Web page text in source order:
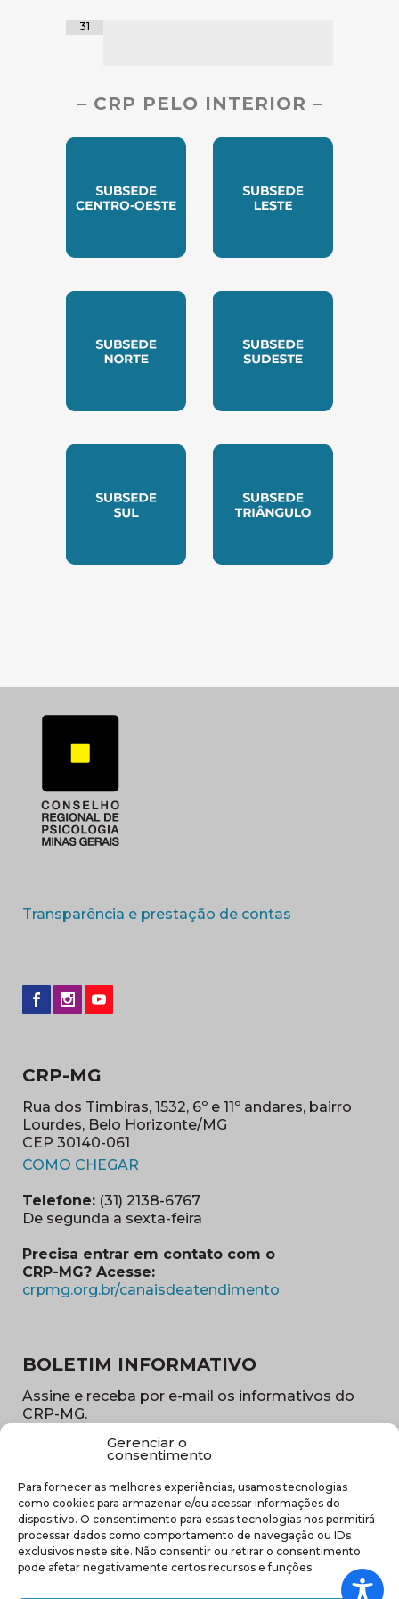
Gerenciar o
consentimento
Para fornecer as melhores experiências, usamos tecnologias
como cookies para armazenar e/ou acessar informações do
dispositivo. O consentimento para essas tecnologias nos permitirá
processar dados como comportamento de navegação ou IDs
exclusivos neste site. Não consentir ou retirar o consentimento
pode afetar negativamente certos recursos e funções.
31
– CRP PELO INTERIOR –
Transparência e prestação de contas
CRP-MG
Rua dos Timbiras, 1532, 6º e 11º andares, bairro
Lourdes, Belo Horizonte/MG
CEP 30140-061
COMO CHEGAR
Telefone: (31) 2138-6767
De segunda a sexta-feira
Precisa entrar em contato com o
CRP-MG? Acesse:
crpmg.org.br/canaisdeatendimento
BOLETIM INFORMATIVO
Assine e receba por e-mail os informativos do
CRP-MG.
E-
mail
(obrigatório)
Sub
região